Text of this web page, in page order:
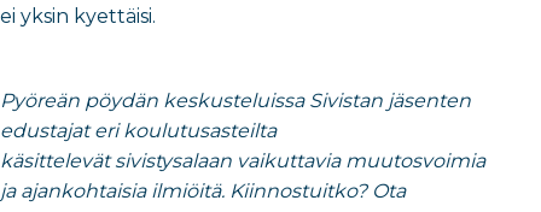
ei yksin kyettäisi.
Pyöreän pöydän keskusteluissa Sivistan jäsenten
edustajat eri koulutusasteilta
käsittelevät sivistysalaan vaikuttavia muutosvoimia
ja ajankohtaisia ilmiöitä. Kiinnostuitko? Ota